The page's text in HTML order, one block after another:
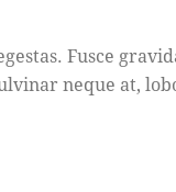
Fusce
neque at,